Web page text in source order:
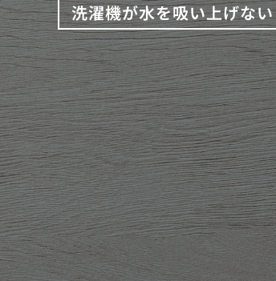
洗濯機が水を吸い上げな